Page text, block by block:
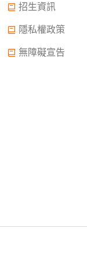
招生資訊
隱私權政策
無障礙宣告